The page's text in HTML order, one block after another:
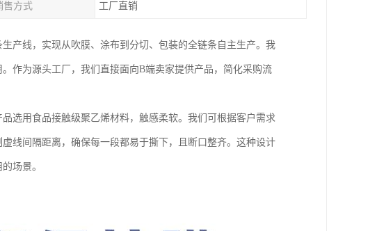
售方式 工厂直销
产线，实现从吹膜、涂布到分切、包装的全链条自主生产。我
作为源头工厂，我们直接面向B端卖家提供产品，简化采购流
选用食品接触级聚乙烯材料，触感柔软。我们可根据客户需求
线间隔距离，确保每一段都易于撕下，且断口整齐。这种设计
场景。